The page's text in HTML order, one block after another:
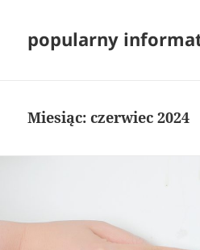
popularny
Miesiąc:czerwiec 2024